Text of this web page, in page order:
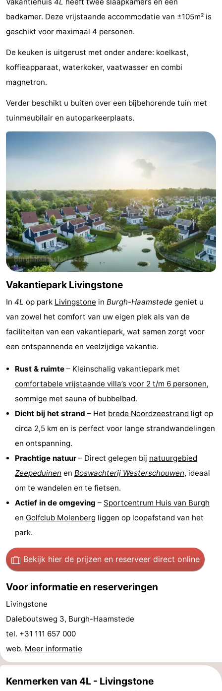
breakfasts)
Hotels
Vakantiehuizen
-
Buitenheem
-
De
Oase
-
Duinoord
-
Livingstone
-
Port
Greve
-
Port
Zélande
-
Resort
Haamstede
-
Résidence
't
van
Haamstede
-
Schouwen
-
Valleien
Soeten
Haert
-
Wijde
-
Village
Zeeuwse
-
’t
van
Last
minutes
Strand
Zien
doen
Musea
-
Monumenten
-
Kerken
-
Molens
-
Uitkijkpunten
Attracties
-
badkamer. Deze vrijstaande accommodatie van ±105m² is
geschikt voor maximaal 4 personen.
De keuken is uitgerust met onder andere: koelkast,
koffieapparaat, waterkoker, vaatwasser en combi
magnetron.
Verder beschikt u buiten over een bijbehorende tuin met
tuinmeubilair en autoparkeerplaats.
Vakantiepark Livingstone
In 4L op park Livingstone in Burgh-Haamstede geniet u
van zowel het comfort van uw eigen plek als van de
faciliteiten van een vakantiepark, wat samen zorgt voor
een ontspannende en veelzijdige vakantie.
Rust & ruimte – Kleinschalig vakantiepark met
comfortabele vrijstaande villa’s voor 2 t/m 6 personen,
sommige met sauna of bubbelbad.
Dicht bij het strand – Het brede Noordzeestrand ligt op
circa 2,5 km en is perfect voor lange strandwandelingen
en ontspanning.
Prachtige natuur – Direct gelegen bij natuurgebied
Zeepeduinen en Boswachterij Westerschouwen, ideaal
om te wandelen en te fietsen.
Actief in de omgeving – Sportcentrum Huis van Burgh
en Golfclub Molenberg liggen op loopafstand van het
park.
Bekijk hier de prijzen en reserveer direct online
Voor informatie en reserveringen
Livingstone
Daleboutsweg 3, Burgh-Haamstede
tel. +31 111 657 000
web. Meer informatie
Kenmerken van 4L - Livingstone